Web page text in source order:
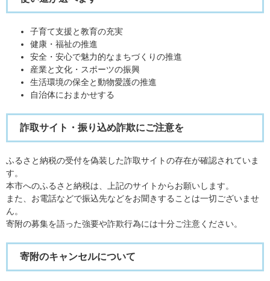
子育て支援と教育の充実
健康・福祉の推進
​安全・安心で魅力的なまちづくりの推進
産業と文化・スポーツの振興
生活環境の保全と動物愛護の推進
自治体におまかせする
詐取サイト・振り込め詐欺にご注意を
ふるさと納税の受付を偽装した詐取サイトの存在が確認されていま
す。
本市へのふるさと納税は、上記のサイトからお願いします。
また、お電話などで振込先などをお聞きすることは一切ございませ
ん。
寄附の募集を語った強要や詐欺行為には十分ご注意ください。
寄附のキャンセルについて